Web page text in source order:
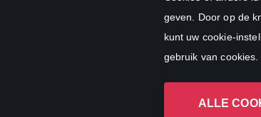
geven. Door op de
kunt uw cookie-
gebruik van cookies.
ALLE
Familie
Sport